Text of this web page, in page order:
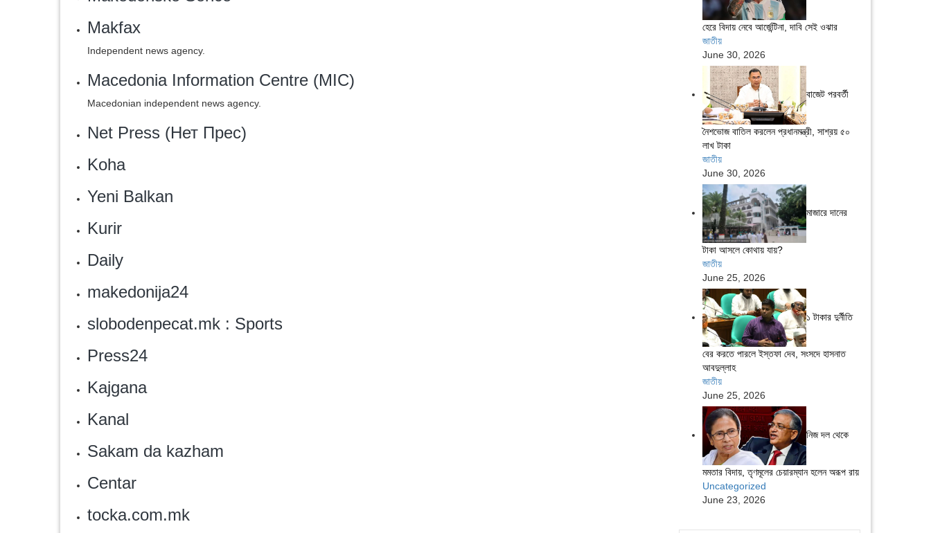
Makfax
Independent news agency.
Macedonia Information Centre (MIC)
Macedonian independent news agency.
Net Press (Нет Прес)
Koha
Yeni Balkan
Kurir
Daily
makedonija24
slobodenpecat.mk : Sports
‎Press24
‎Kajgana
Kanal
‎Sakam da kazham
Centar
‎tocka.com.mk
হেরে বিদায় নেবে আর্জেন্টিনা, দাবি সেই ওঝার
জাতীয়
June 30, 2026
বাজেট পরবর্তী
নৈশভোজ বাতিল করলেন প্রধানমন্ত্রী, সাশ্রয় ৫০
লাখ টাকা
জাতীয়
June 30, 2026
মাজারে দানের
টাকা আসলে কোথায় যায়?
জাতীয়
June 25, 2026
১ টাকার দুর্নীতি
বের করতে পারলে ইস্তফা দেব, সংসদে হাসনাত
আবদুল্লাহ
জাতীয়
June 25, 2026
নিজ দল থেকে
মমতার বিদায়, তৃণমূলের চেয়ারম্যান হলেন অরূপ রায়
Uncategorized
June 23, 2026